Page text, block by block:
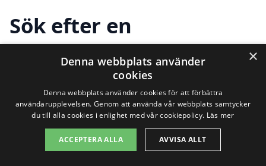
Sök efter en
professionell för
solpaneler i andra
städer nära Örebro
Att installera solpaneler i Örebro är ett
×
Denna webbplats använder
cookies
Denna webbplats använder cookies för att förbättra
användarupplevelsen. Genom att använda vår webbplats samtycker
du till alla cookies i enlighet med vår cookiepolicy. Läs mer
ACCEPTERA ALLA AVVISA ALLT